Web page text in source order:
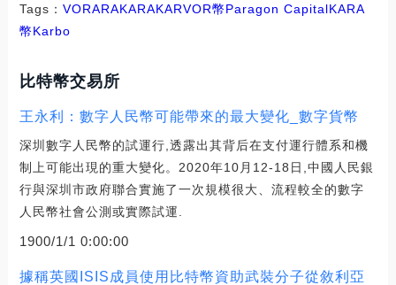
Tags： VORARAKARAKARVOR幣Paragon CapitalKARA
幣Karbo
比特幣交易所
王永利：數字人民幣可能帶來的最大變化_數字貨幣
深圳數字人民幣的試運行,透露出其背后在支付運行體系和機
制上可能出現的重大變化。2020年10月12-18日,中國人民銀
行與深圳市政府聯合實施了一次規模很大、流程較全的數字
人民幣社會公測或實際試運.
1900/1/1 0:00:00
據稱英國ISIS成員使用比特幣資助武裝分子從敘利亞